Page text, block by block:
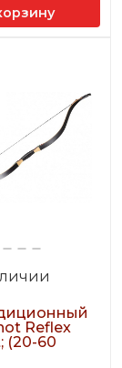
Reflex
(20-60